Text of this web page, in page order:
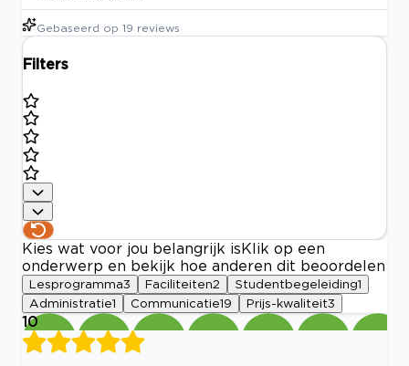
Gebaseerd op 19 reviews
Filters
Kies wat voor jou belangrijk is Klik op een
onderwerp en bekijk hoe anderen dit beoordelen
Lesprogramma3 Faciliteiten2 Studentbegeleiding1
Administratie1 Communicatie19 Prijs-kwaliteit3
10